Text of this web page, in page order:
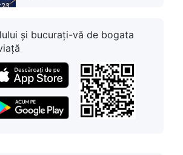
Cuvântul lui Dumnezeu „Cum să
Cuvântul lui Dumnezeu „Cum să
urmărești adevărul (14)” Partea
întâi
și bucurați-vă de bogata